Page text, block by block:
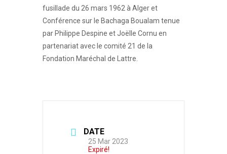
fusillade du 26 mars 1962 à Alger et
Conférence sur le Bachaga Boualam tenue
par Philippe Despine et Joëlle Cornu en
partenariat avec le comité 21 de la
Fondation Maréchal de Lattre.
DATE
25 Mar 2023
Expiré!